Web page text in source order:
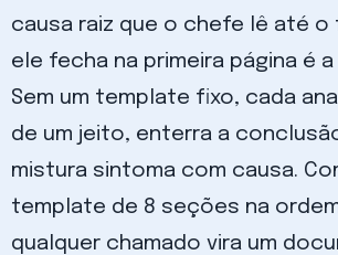
causa raiz que o chefe lê até o
ele fecha na primeira página é
Sem um template fixo, cada
de um jeito, enterra a
mistura sintoma com causa.
template de 8 seções na
qualquer chamado vira um